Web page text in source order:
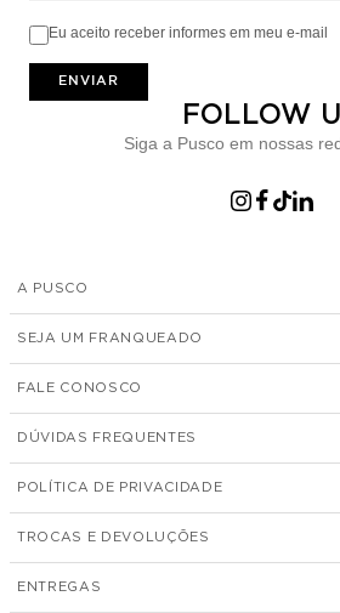
Eu aceito receber informes em meu e-mail
ENVIAR
FOLLOW
Siga a Pusco em nossas
A PUSCO
SEJA UM FRANQUEADO
FALE CONOSCO
DÚVIDAS FREQUENTES
POLÍTICA DE PRIVACIDADE
TROCAS E DEVOLUÇÕES
ENTREGAS